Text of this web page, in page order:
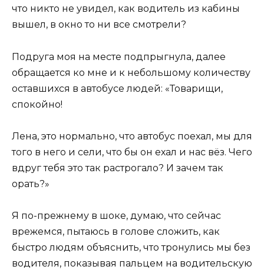
что никто не увидел, как водитель из кабины
вышел, в окно то ни все смотрели?
Подруга моя на месте подпрыгнула, далее
обращается ко мне и к небольшому количеству
оставшихся в автобусе людей: «Товарищи,
спокойно!
Лена, это нормально, что автобус поехал, мы для
того в него и сели, что бы он ехал и нас вёз. Чего
вдруг тебя это так растрогало? И зачем так
орать?»
Я по-прежнему в шоке, думаю, что сейчас
врежемся, пытаюсь в голове сложить, как
быстро людям объяснить, что тронулись мы без
водителя, показывая пальцем на водительскую